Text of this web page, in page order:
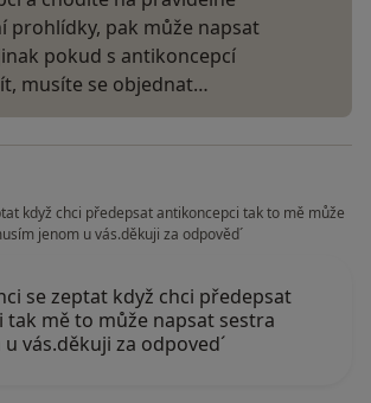
prohlídky, pak může napsat
pokud s antikoncepcí
musíte se objednat…
když chci předepsat antikoncepci tak to mě může
jenom u vás.děkuji za odpověd´
se zeptat když chci předepsat
tak mě to může napsat sestra
vás.děkuji za odpoved´